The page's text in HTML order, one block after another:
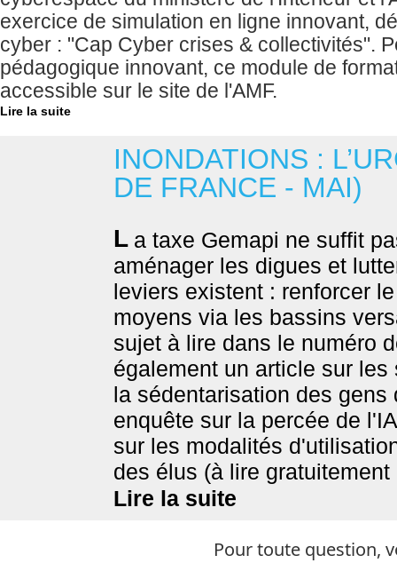
exercice de simulation en ligne innovant,
cyber : "Cap Cyber crises & collectivités".
pédagogique innovant, ce module de
accessible sur le site de l'AMF.
Lire la suite
INONDATIONS :
DE FRANCE - MAI)
L a taxe Gemapi ne suffit
aménager les digues et
leviers existent : renforcer
moyens via les bassins
sujet à lire dans le numéro
également un article sur
la sédentarisation des
enquête sur la percée de
sur les modalités
des élus (à lire
Lire la suite
Pour toute question,